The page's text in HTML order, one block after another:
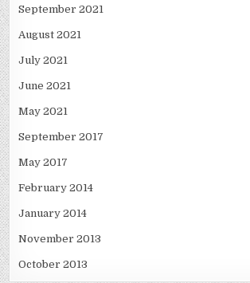
September 2021
August 2021
July 2021
June 2021
May 2021
September 2017
May 2017
February 2014
January 2014
November 2013
October 2013